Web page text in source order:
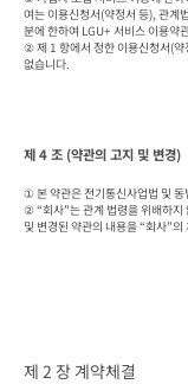
여는 이용신청서(약정서 등), 관계
분에 한하여 LGU+ 서비스 이용약
② 제 1 항에서 정한 이용신청서(약
없습니다.
제 4 조 (약관의 고지 및 변경)
① 본 약관은 전기통신사업법 및
② “회사”는 관계 법령을 위배하지
및 변경된 약관의 내용을 “회사”
제 2 장 계약체결